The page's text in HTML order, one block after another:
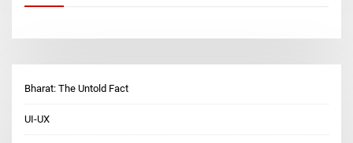
Bharat: The Untold Fact
UI-UX